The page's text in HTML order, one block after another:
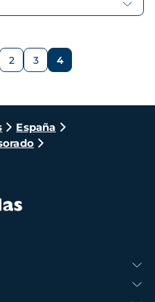
Página
2 Página
3 Página
4
España